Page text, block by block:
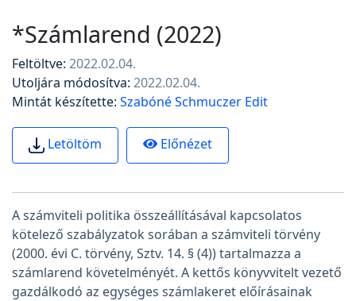
*Számlarend (2022)
Feltöltve: 2022.02.04.
Utoljára módosítva: 2022.02.04.
Mintát készítette: Szabóné Schmuczer Edit
Letöltöm Előnézet
A számviteli politika összeállításával kapcsolatos
kötelező szabályzatok sorában a számviteli törvény
(2000. évi C. törvény, Sztv. 14. § (4)) tartalmazza a
számlarend követelményét. A kettős könyvvitelt vezető
gazdálkodó az egységes számlakeret előírásainak